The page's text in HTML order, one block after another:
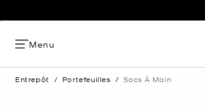
Menu
Entrepôt / Portefeuilles / Sacs À Main